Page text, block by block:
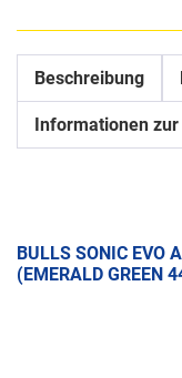
Beschreibung
Informationen
BULLS SONIC EVO
(EMERALD GREEN